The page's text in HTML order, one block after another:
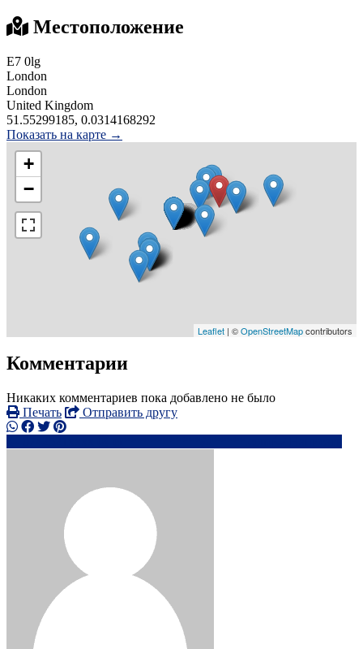
Местоположение
E7 0lg
London
London
United Kingdom
51.55299185, 0.0314168292
Показать на карте →
+
−
Leaflet | ©OpenStreetMapcontributors
Комментарии
Никаких комментариев пока добавлено не было
Печать
Отправить другу